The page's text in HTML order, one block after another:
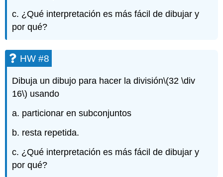
c. ¿Qué interpretación es más fácil de dibujar y
por qué?
HW #8
Dibuja un dibujo para hacer la división\(32 \div
16\) usando
a. particionar en subconjuntos
b. resta repetida.
c. ¿Qué interpretación es más fácil de dibujar y
por qué?